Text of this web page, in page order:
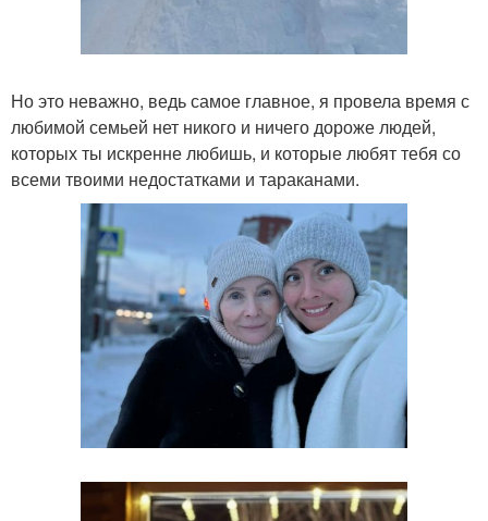
Но это неважно, ведь самое главное, я провела время с
любимой семьей нет никого и ничего дороже людей,
которых ты искренне любишь, и которые любят тебя со
всеми твоими недостатками и тараканами.